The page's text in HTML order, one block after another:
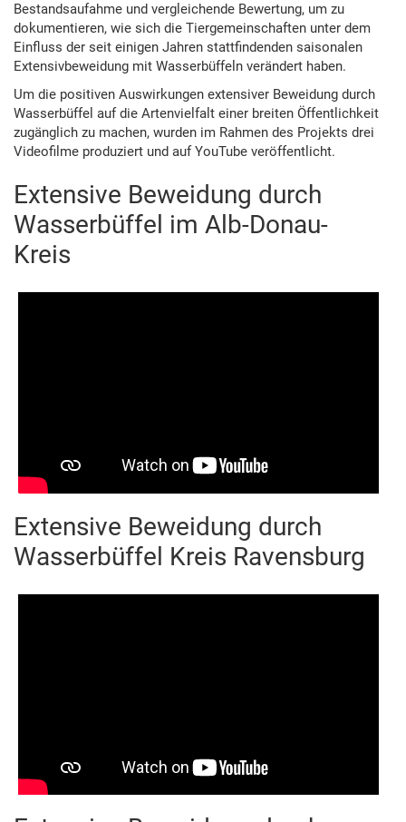
Bestandsaufahme und vergleichende Bewertung, um zu
dokumentieren, wie sich die Tiergemeinschaften unter dem
Einfluss der seit einigen Jahren stattfindenden saisonalen
Extensivbeweidung mit Wasserbüffeln verändert haben.
Um die positiven Auswirkungen extensiver Beweidung durch
Wasserbüffel auf die Artenvielfalt einer breiten Öffentlichkeit
zugänglich zu machen, wurden im Rahmen des Projekts drei
Videofilme produziert und auf YouTube veröffentlicht.
Extensive Beweidung durch
Wasserbüffel im Alb-Donau-
Kreis
Einbindung von Youtube.com. Bitte beachten sie die
Datenschutzerklärung.
Extensive Beweidung durch
Wasserbüffel Kreis Ravensburg